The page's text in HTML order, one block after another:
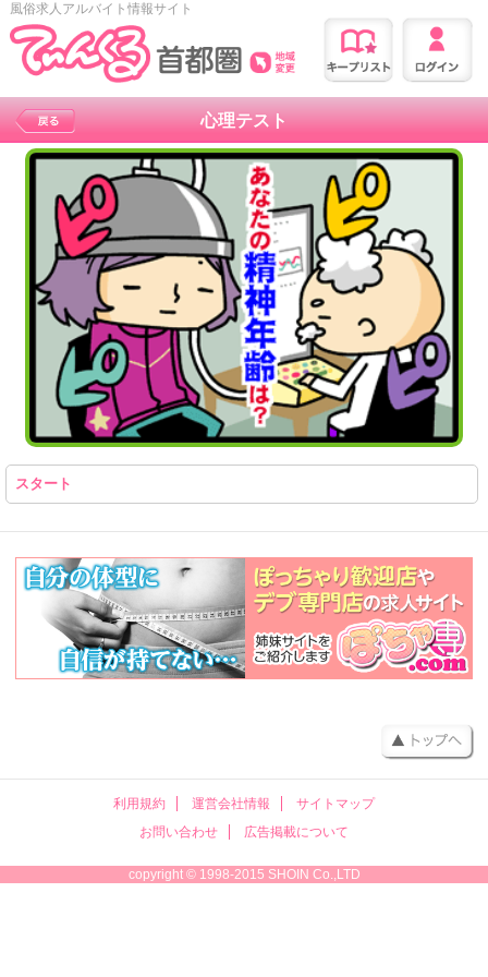
風俗求人アルバイト情報サイト
心理テスト
スタート
利用規約 運営会社情報
サイトマップ
お問い合わせ
広告掲載について
copyright © 1998-2015 SHOIN Co.,LTD